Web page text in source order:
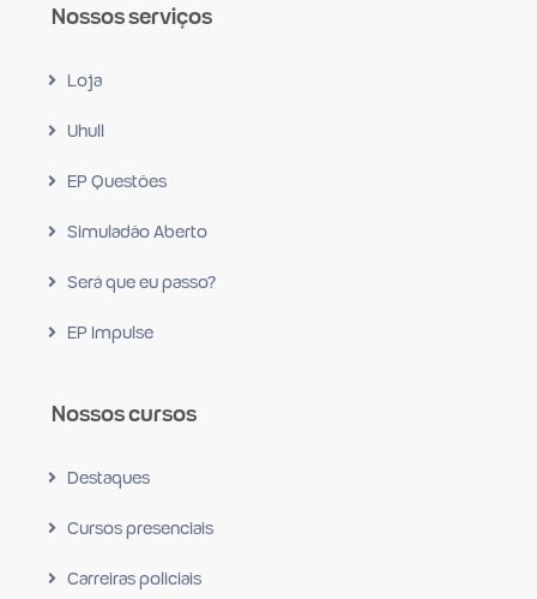
Nossos serviços
Loja
Uhull
EP Questões
Simuladão Aberto
Será que eu passo?
EP Impulse
Nossos cursos
Destaques
Cursos presenciais
Carreiras policiais